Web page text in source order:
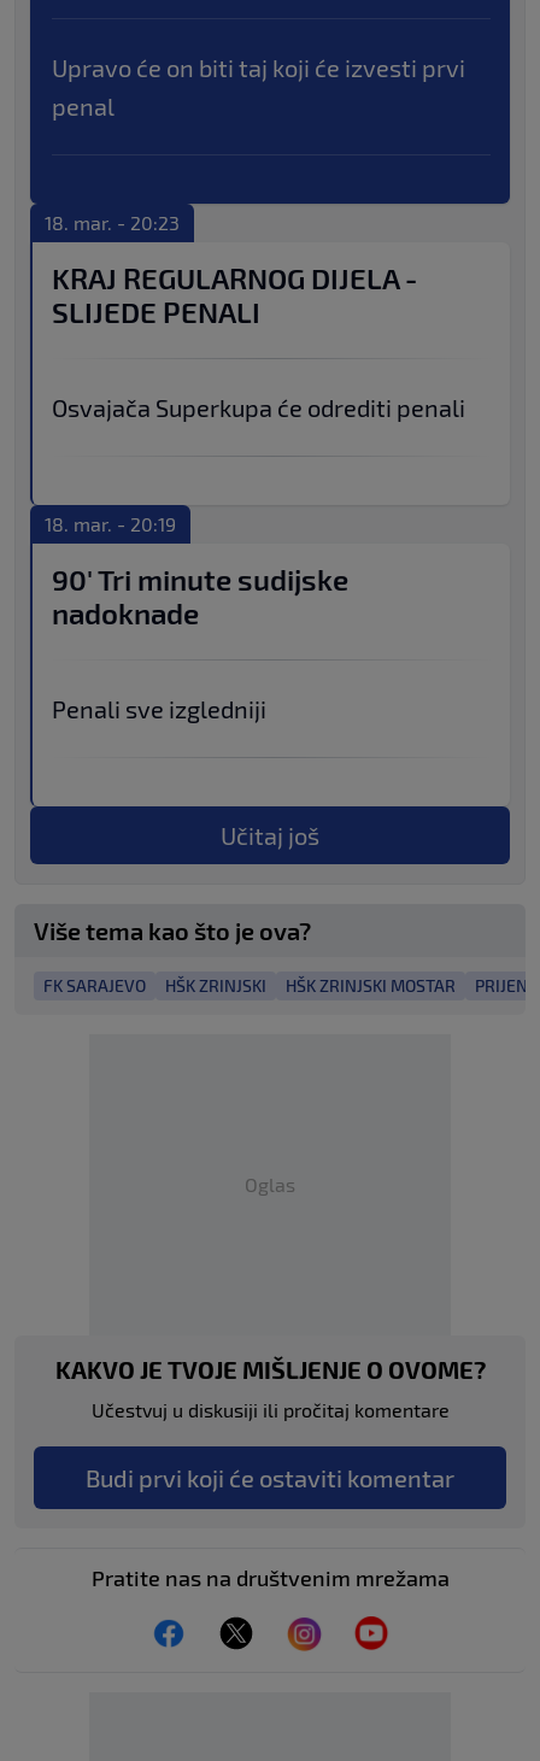
Upravo će on biti taj koji će izvesti prvi
penal
18. mar. - 20:23
KRAJ REGULARNOG DIJELA -
SLIJEDE PENALI
Osvajača Superkupa će odrediti penali
18. mar. - 20:19
90' Tri minute sudijske
nadoknade
Penali sve izgledniji
Učitaj još
Više tema kao što je ova?
FK SARAJEVO HŠK ZRINJSKI HŠK ZRINJSKI MOSTAR
Oglas
KAKVO JE TVOJE MIŠLJENJE O OVOME?
Učestvuj u diskusiji ili pročitaj komentare
Budi prvi koji će ostaviti komentar
Pratite nas na društvenim mrežama